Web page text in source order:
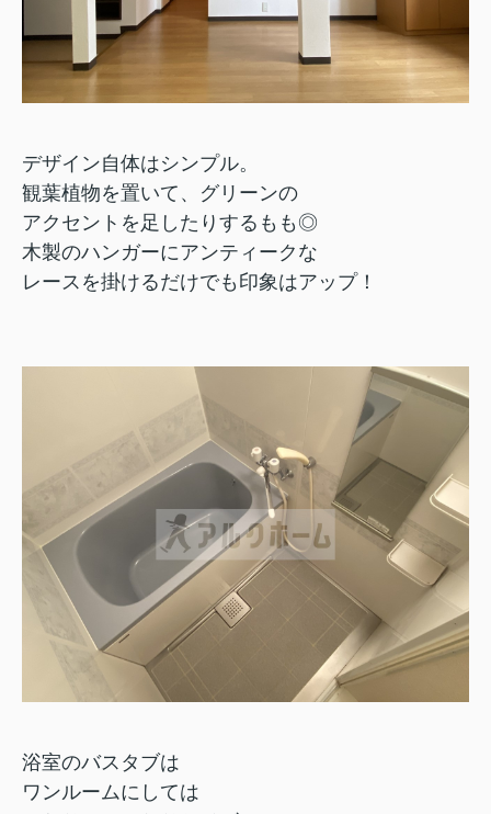
デザイン自体はシンプル。
観葉植物を置いて、グリーンの
アクセントを足したりするもも◎
木製のハンガーにアンティークな
レースを掛けるだけでも印象はアップ！
浴室のバスタブは
ワンルームにしては